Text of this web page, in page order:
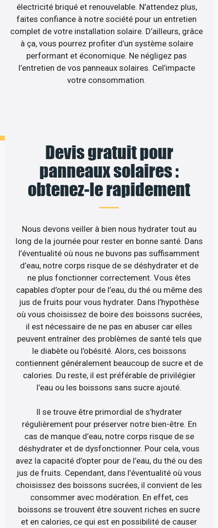
électricité briqué et renouvelable. N’attendez plus,
faites confiance à notre société pour un entretien
complet de votre installation solaire. D’ailleurs, grâce
à ça, vous pourrez profiter d’un système solaire
performant et économique. Ne négligez pas
l’entretien de vos panneaux solaires. Cel’impacte
votre consommation.
Devis gratuit pour
panneaux solaires :
obtenez-le rapidement
Nous devons veiller à bien nous hydrater tout au
long de la journée pour rester en bonne santé. Dans
l’éventualité où nous ne buvons pas suffisamment
d’eau, notre corps risque de se déshydrater et de
ne plus fonctionner correctement. Vous êtes
capables d’opter pour de l’eau, du thé ou même des
jus de fruits pour vous hydrater. Dans l’hypothèse
où vous choisissez de boire des boissons sucrées,
il est nécessaire de ne pas en abuser car elles
peuvent entraîner des problèmes de santé tels que
le diabète ou l’obésité. Alors, ces boissons
contiennent généralement beaucoup de sucre et de
calories. Du reste, il est préférable de privilégier
l’eau ou les boissons sans sucre ajouté.
Il se trouve être primordial de s’hydrater
régulièrement pour préserver notre bien-être. En
cas de manque d’eau, notre corps risque de se
déshydrater et de dysfonctionner. Pour cela, vous
avez la capacité d’opter pour de l’eau, du thé ou des
jus de fruits. Cependant, dans l’éventualité où vous
choisissez des boissons sucrées, il convient de les
consommer avec modération. En effet, ces
boissons se trouvent être souvent riches en sucre
et en calories, ce qui est en possibilité de causer